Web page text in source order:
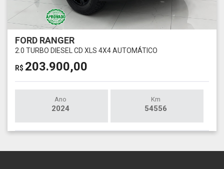
FORD RANGER
2.0 TURBO DIESEL CD XLS 4X4 AUTOMÁTICO
R$ 203.900,00
Ano
2024
Km
54556